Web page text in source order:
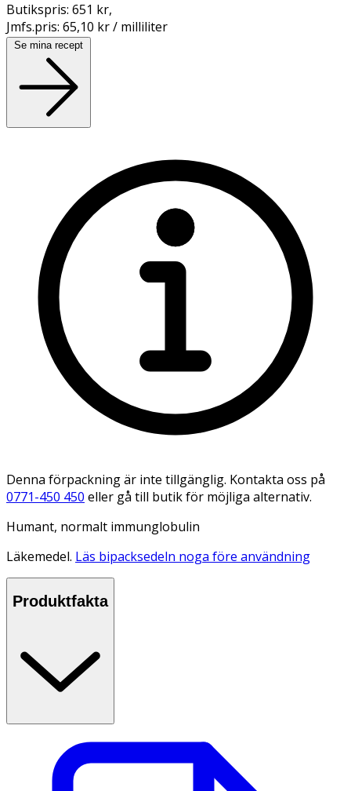
Butikspris: 651 kr,
Jmfs.pris: 65,10 kr / milliliter
Se mina recept
Denna förpackning är inte tillgänglig. Kontakta oss på
0771-450 450 eller gå till butik för möjliga alternativ.
Humant, normalt immunglobulin
Läkemedel. Läs bipacksedeln noga före användning
Produktfakta